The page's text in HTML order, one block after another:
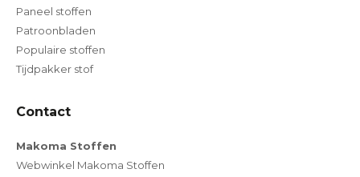
Paneel stoffen
Patroonbladen
Populaire stoffen
Tijdpakker stof
Contact
Makoma Stoffen
Webwinkel Makoma Stoffen